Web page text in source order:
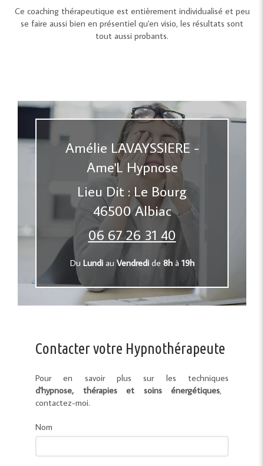
Ce coaching thérapeutique est entièrement individualisé et peu
se faire aussi bien en présentiel qu'en visio, les résultats sont
tout aussi probants.
Amélie LAVAYSSIERE -
Ame'L Hypnose
Lieu Dit : Le Bourg
46500Albiac
06 67 26 31 40
Du Lundiau Vendredide 8hà 19h
Contacter votre Hypnothérapeute
Pour en savoir plus sur les techniques
d'hypnose, thérapies et soins énergétiques,
contactez-moi.
Nom